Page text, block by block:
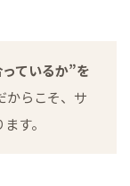
ているか”を
からこそ、サ
す。